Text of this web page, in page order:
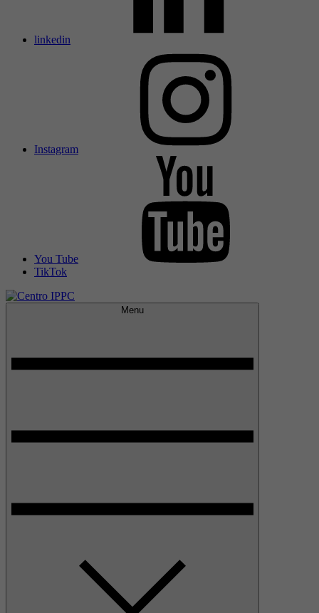
linkedin
Instagram
You Tube
TikTok
Menu